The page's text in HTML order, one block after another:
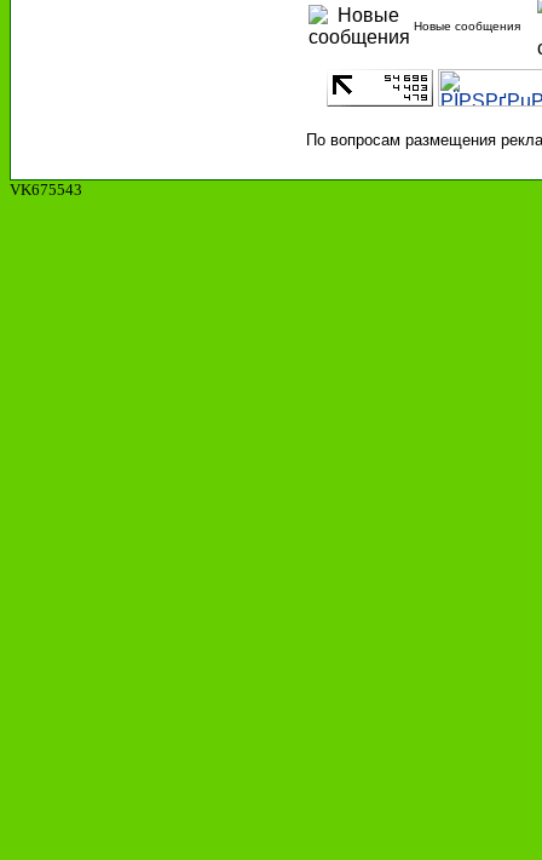
Новые сообщения
По вопросам размещения
VK675543